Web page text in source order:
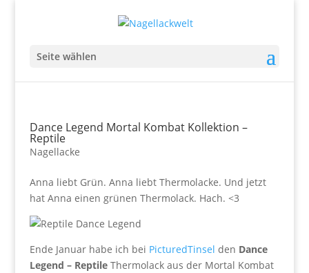
Seite wählen
Dance Legend Mortal Kombat Kollektion –
Reptile
Nagellacke
Anna liebt Grün. Anna liebt Thermolacke. Und jetzt
hat Anna einen grünen Thermolack. Hach. <3
Ende Januar habe ich bei PicturedTinsel den Dance
Legend – ReptileThermolack aus der Mortal Kombat